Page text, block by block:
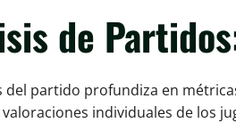
de
del partido profundiza en
individuales de los